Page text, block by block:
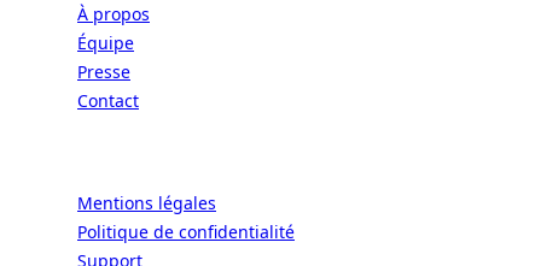
À propos
Équipe
Presse
Contact
Mentions légales
Politique de confidentialité
Support